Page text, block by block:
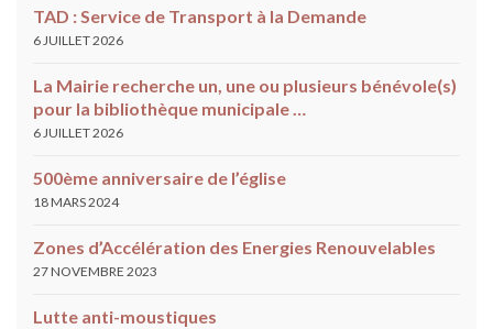
TAD : Service de Transport à la Demande
6 JUILLET 2026
La Mairie recherche un, une ou plusieurs bénévole(s)
pour la bibliothèque municipale …
6 JUILLET 2026
500ème anniversaire de l’église
18 MARS 2024
Zones d’Accélération des Energies Renouvelables
27 NOVEMBRE 2023
Lutte anti-moustiques